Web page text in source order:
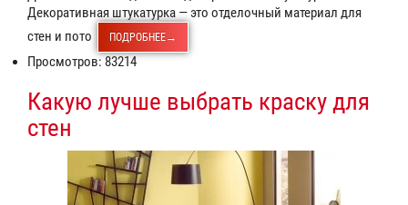
Декоративная штукатурка — это отделочный материал для
стен и пото
ПОДРОБНЕЕ→
Просмотров: 83214
Какую лучше выбрать краску для
стен